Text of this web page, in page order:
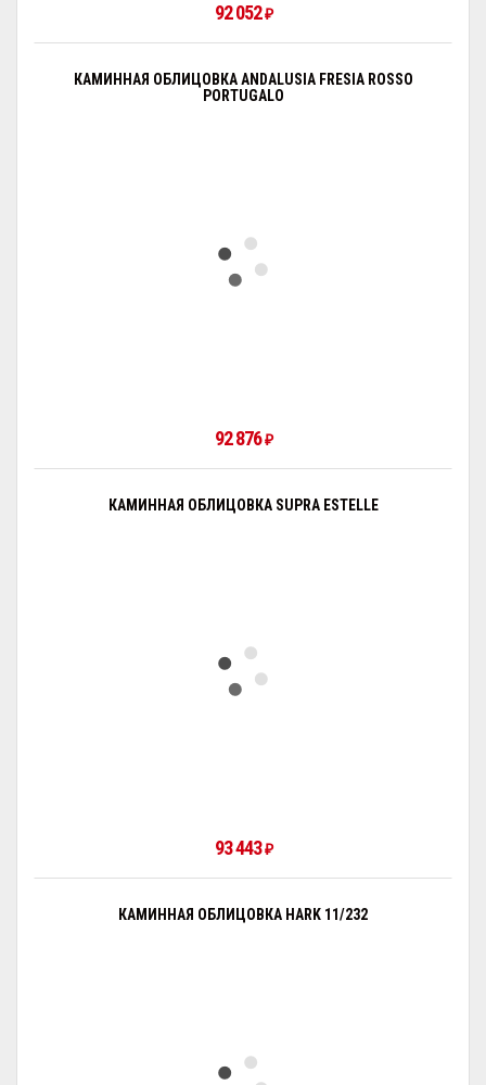
92 052₽
КАМИННАЯ ОБЛИЦОВКА ANDALUSIA FRESIA ROSSO
PORTUGALO
92 876₽
КАМИННАЯ ОБЛИЦОВКА SUPRA ESTELLE
93 443₽
КАМИННАЯ ОБЛИЦОВКА HARK 11/232